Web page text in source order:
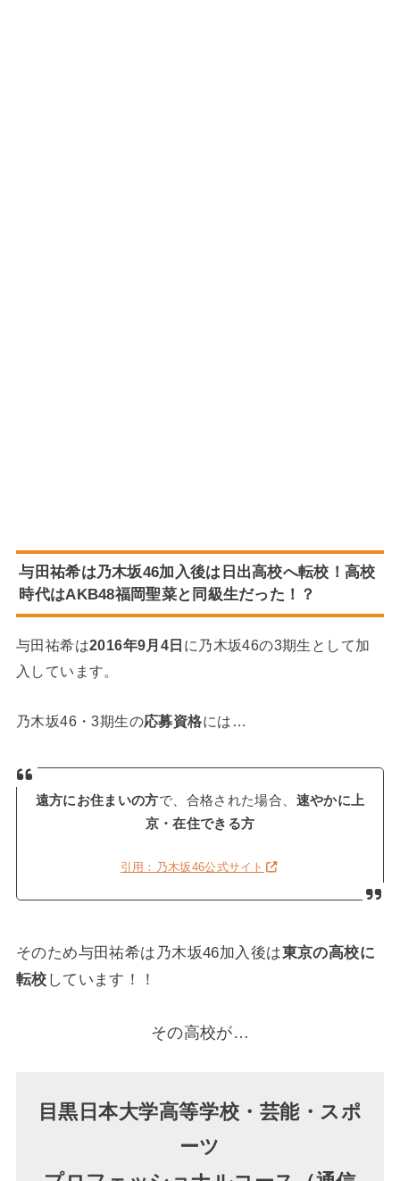
与田祐希は乃木坂46加入後は日出高校へ転校！高校
時代はAKB48福岡聖菜と同級生だった！？
与田祐希は2016年9月4日 に乃木坂46の3期生として加
入しています。
乃木坂46・3期生の応募資格には…
遠方にお住まいの方で、合格された場合、 速やかに上
京・在住できる方
引用：乃木坂46公式サイト
そのため与田祐希は乃木坂46加入後は東京の高校に
転校 しています！！
その高校が…
目黒日本大学高等学校・芸能・スポ
ーツ